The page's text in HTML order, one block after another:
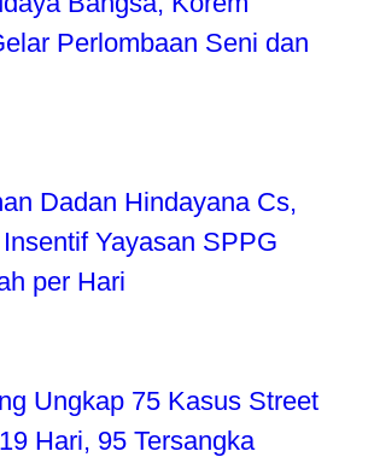
Perlombaan Seni dan
Dadan Hindayana Cs,
Yayasan SPPG
per Hari
Ungkap 75 Kasus Street
Hari, 95 Tersangka